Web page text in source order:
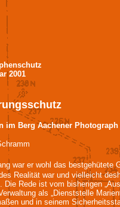
2001
im Berg Aachener
war er wohl das bestgehütete
Realität war und vielleicht
Die Rede ist vom bisherigen
als „Dienststelle
und in seinem